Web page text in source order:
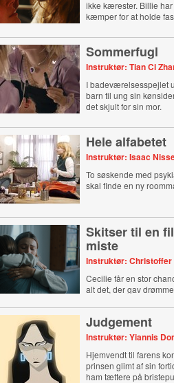
ikke kærester. Billie
kæmper for at holde
Sommerfugl
Instruktør: Tian Ci
I badeværelsesspejlet
barn til ung sin
det skjult for sin mor.
Hele alfabetet
Instruktør: Isaac
To søskende med
skal finde en ny
Skitser til en
miste
Instruktør: Christoffer
Cecilie får en stor
alt det, der gav
Judgement
Instruktør: Yiannis
Hjemvendt til farens
prinsen glimt af sin
ham tættere på